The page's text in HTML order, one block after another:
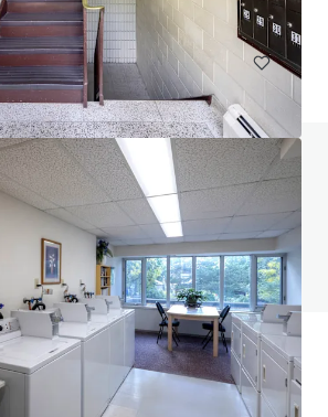
logements Sous contrat
questions? Visitez notre page